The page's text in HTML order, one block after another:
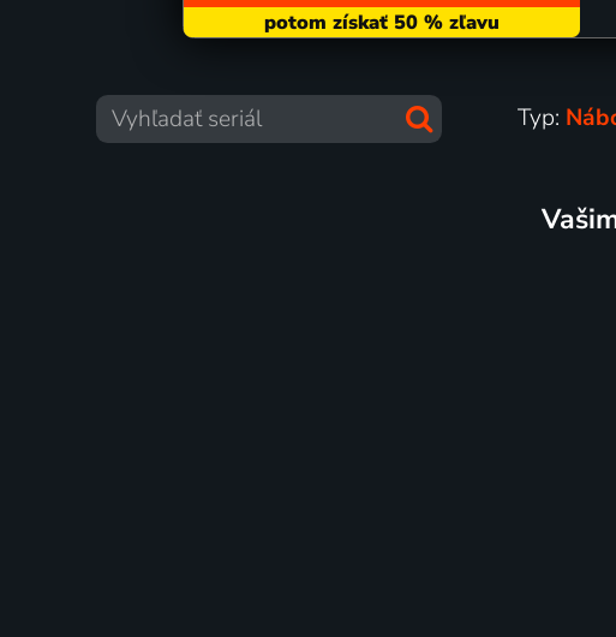
Typ: